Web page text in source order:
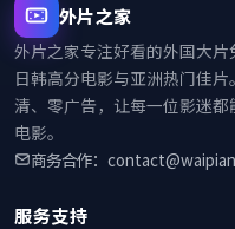
外片之家
外片之家专注好看的外国大片
日韩高分电影与亚洲热门佳
清、零广告，让每一位影迷
电影。
商务合作：
服务支持